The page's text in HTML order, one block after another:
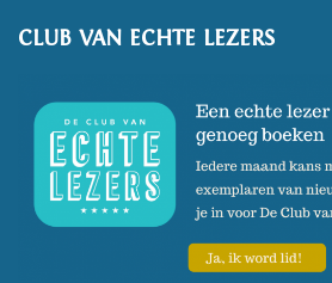
CLUB VAN ECHTE LEZERS